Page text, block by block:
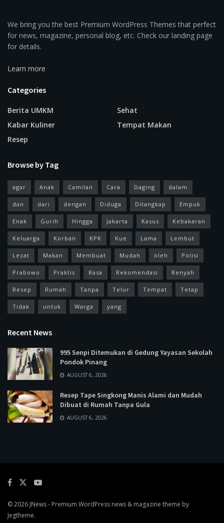
We bring you the best Premium WordPress Themes that perfect
for news, magazine, personal blog, etc. Check our landing page
for details.
Learn more
Categories
Berita UMKM
Kabar Kuliner
Resep
Sehat
Tempat Makan
Browse by Tag
agar Anak Camilan Cara Daging dalam
dan dari dengan Diduga Ditangkap Empuk
Enak Gurih Hingga Jakarta Kasus Kebakaran
Keluarga Korban KPK Kue Lama Lembut
Lezat Makan Membuat Mudah oleh Polisi
Prabowo Praktis Rasa Rekomendasi Renyah
Resep Rumah Tanpa Telur Tempat Tetap
Tidak untuk Warga yang
Recent News
995 Senpi Ditemukan di Gedung Yayasan Sekolah
Pondok Pinang
AUGUST 6, 2026
Resep Tape Singkong Manis Alami dan Mudah
Dibuat di Rumah Tanpa Gula
AUGUST 6, 2026
© 2026 JNews- Premium WordPress news & magazine theme by
Jegtheme.